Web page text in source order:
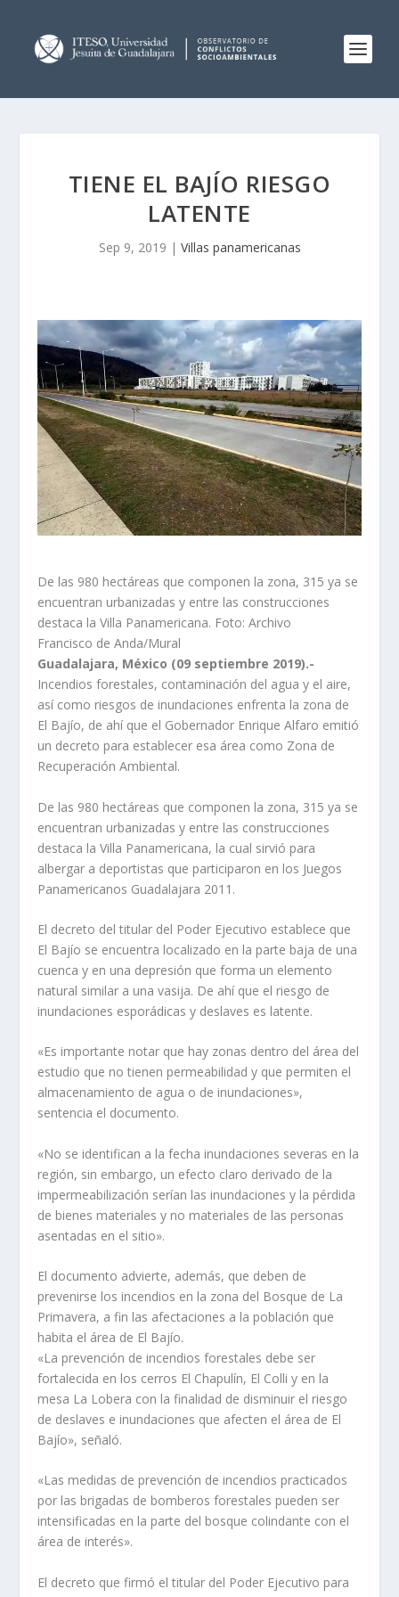
TIENE EL BAJÍO RIESGO
LATENTE
Sep 9, 2019 | Villas panamericanas
De las 980 hectáreas que componen la zona, 315 ya se
encuentran urbanizadas y entre las construcciones
destaca la Villa Panamericana. Foto: Archivo
Francisco de Anda/Mural
Guadalajara, México (09 septiembre 2019).-
Incendios forestales, contaminación del agua y el aire,
así como riesgos de inundaciones enfrenta la zona de
El Bajío, de ahí que el Gobernador Enrique Alfaro emitió
un decreto para establecer esa área como Zona de
Recuperación Ambiental.
De las 980 hectáreas que componen la zona, 315 ya se
encuentran urbanizadas y entre las construcciones
destaca la Villa Panamericana, la cual sirvió para
albergar a deportistas que participaron en los Juegos
Panamericanos Guadalajara 2011.
El decreto del titular del Poder Ejecutivo establece que
El Bajío se encuentra localizado en la parte baja de una
cuenca y en una depresión que forma un elemento
natural similar a una vasija. De ahí que el riesgo de
inundaciones esporádicas y deslaves es latente.
«Es importante notar que hay zonas dentro del área del
estudio que no tienen permeabilidad y que permiten el
almacenamiento de agua o de inundaciones»,
sentencia el documento.
«No se identifican a la fecha inundaciones severas en la
región, sin embargo, un efecto claro derivado de la
impermeabilización serían las inundaciones y la pérdida
de bienes materiales y no materiales de las personas
asentadas en el sitio».
El documento advierte, además, que deben de
prevenirse los incendios en la zona del Bosque de La
Primavera, a fin las afectaciones a la población que
habita el área de El Bajío.
«La prevención de incendios forestales debe ser
fortalecida en los cerros El Chapulín, El Colli y en la
mesa La Lobera con la finalidad de disminuir el riesgo
de deslaves e inundaciones que afecten el área de El
Bajío», señaló.
«Las medidas de prevención de incendios practicados
por las brigadas de bomberos forestales pueden ser
intensificadas en la parte del bosque colindante con el
área de interés».
El decreto que firmó el titular del Poder Ejecutivo para